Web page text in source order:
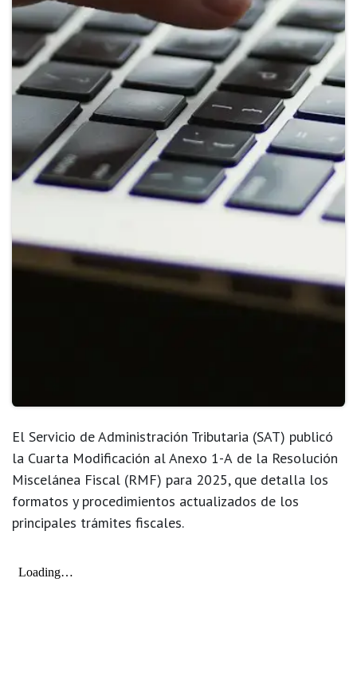
El Servicio de Administración Tributaria (SAT) publicó
la Cuarta Modificación al Anexo 1-A de la Resolución
Miscelánea Fiscal (RMF) para 2025, que detalla los
formatos y procedimientos actualizados de los
principales trámites fiscales.